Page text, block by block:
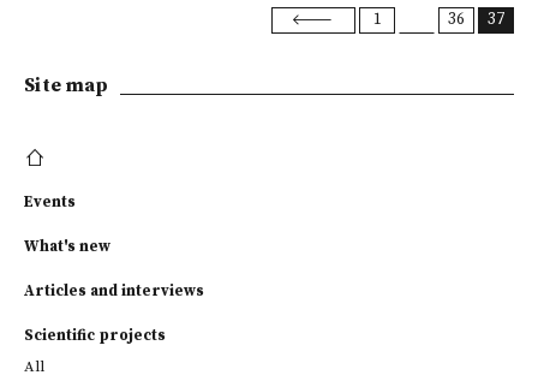
1 36 37
Site map
Events
What's new
Articles and interviews
Scientific projects
All